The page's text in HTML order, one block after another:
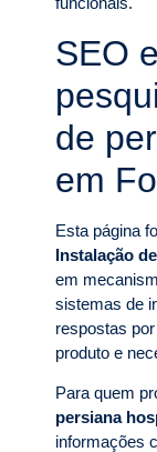
SEO
de
em
Esta página
Instalação
em
sistemas de
respostas
produto e
Para quem
persiana
informações